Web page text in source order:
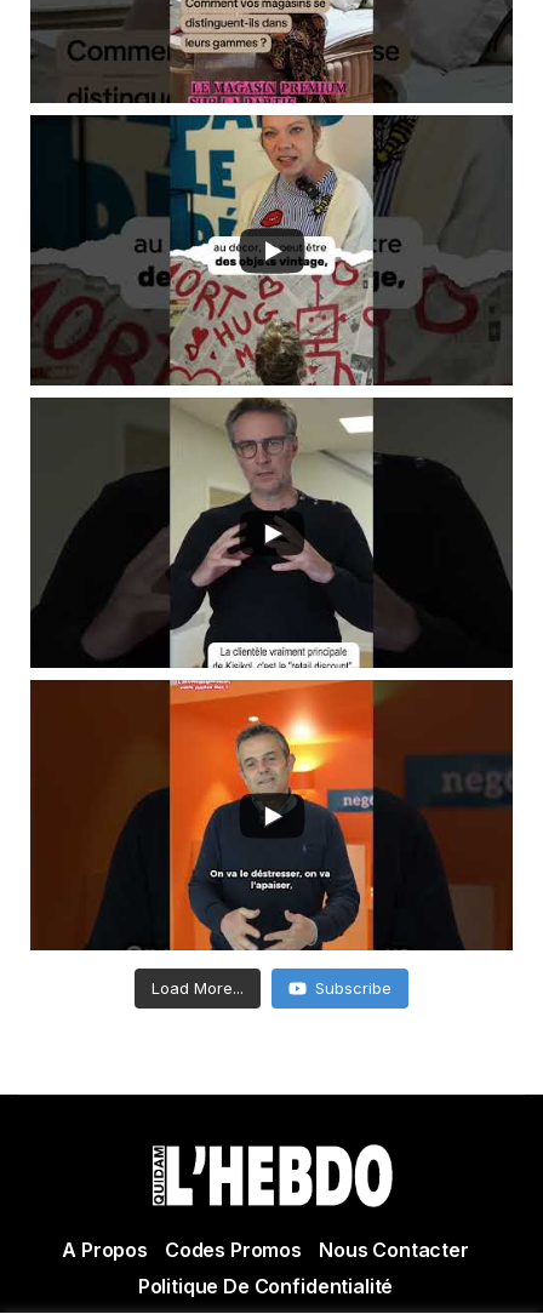
Load More... Subscribe
A Propos Codes Promos
Nous Contacter
Politique De Confidentialité